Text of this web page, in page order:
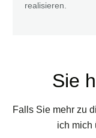
realisieren.
Sie
Falls Sie mehr zu
ich mich